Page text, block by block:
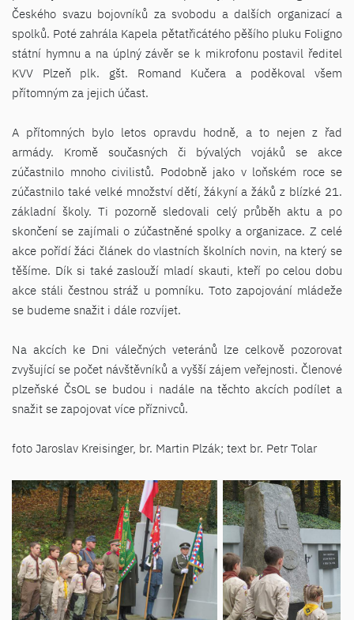
Českého svazu bojovníků za svobodu a dalších organizací a
spolků. Poté zahrála Kapela pětatřicátého pěšího pluku Foligno
státní hymnu a na úplný závěr se k mikrofonu postavil ředitel
KVV Plzeň plk. gšt. Romand Kučera a poděkoval všem
přítomným za jejich účast.
A přítomných bylo letos opravdu hodně, a to nejen z řad
armády. Kromě současných či bývalých vojáků se akce
zúčastnilo mnoho civilistů. Podobně jako v loňském roce se
zúčastnilo také velké množství dětí, žákyní a žáků z blízké 21.
základní školy. Ti pozorně sledovali celý průběh aktu a po
skončení se zajímali o zúčastněné spolky a organizace. Z celé
akce pořídí žáci článek do vlastních školních novin, na který se
těšíme. Dík si také zaslouží mladí skauti, kteří po celou dobu
akce stáli čestnou stráž u pomníku. Toto zapojování mládeže
se budeme snažit i dále rozvíjet.
Na akcích ke Dni válečných veteránů lze celkově pozorovat
zvyšující se počet návštěvníků a vyšší zájem veřejnosti. Členové
plzeňské ČsOL se budou i nadále na těchto akcích podílet a
snažit se zapojovat více příznivců.
foto Jaroslav Kreisinger, br. Martin Plzák; text br. Petr Tolar